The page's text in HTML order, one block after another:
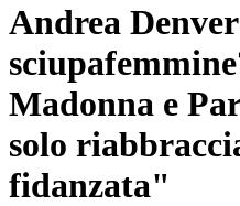
Andrea
Madonna e
solo
fidanzata"